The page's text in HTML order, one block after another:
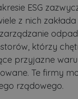
ESG
z nich
którzy
przyjazne
Te firmy
rządowego.
Targetowanie
funkcji strony
można prawidłowo